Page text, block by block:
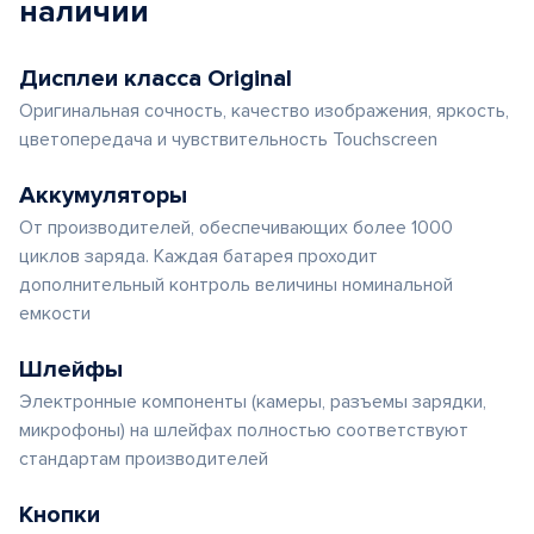
наличии
Дисплеи класса Original
Оригинальная сочность, качество изображения, яркость,
цветопередача и чувствительность Touchscreen
Аккумуляторы
От производителей, обеспечивающих более 1000
циклов заряда. Каждая батарея проходит
дополнительный контроль величины номинальной
емкости
Шлейфы
Электронные компоненты (камеры, разъемы зарядки,
микрофоны) на шлейфах полностью соответствуют
стандартам производителей
Кнопки